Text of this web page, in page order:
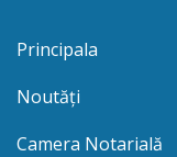
Principala
Noutăți
Camera Notarială